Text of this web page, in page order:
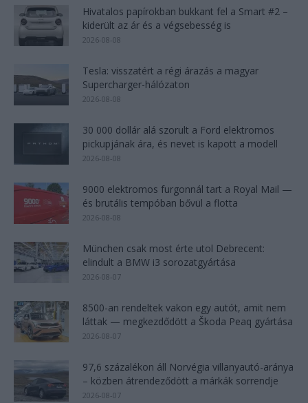
Hivatalos papírokban bukkant fel a Smart #2 –
kiderült az ár és a végsebesség is
2026-08-08
Tesla: visszatért a régi árazás a magyar
Supercharger-hálózaton
2026-08-08
30 000 dollár alá szorult a Ford elektromos
pickupjának ára, és nevet is kapott a modell
2026-08-08
9000 elektromos furgonnál tart a Royal Mail —
és brutális tempóban bővül a flotta
2026-08-08
München csak most érte utol Debrecent:
elindult a BMW i3 sorozatgyártása
2026-08-07
8500-an rendeltek vakon egy autót, amit nem
láttak — megkezdődött a Škoda Peaq gyártása
2026-08-07
97,6 százalékon áll Norvégia villanyautó-aránya
– közben átrendeződött a márkák sorrendje
2026-08-07